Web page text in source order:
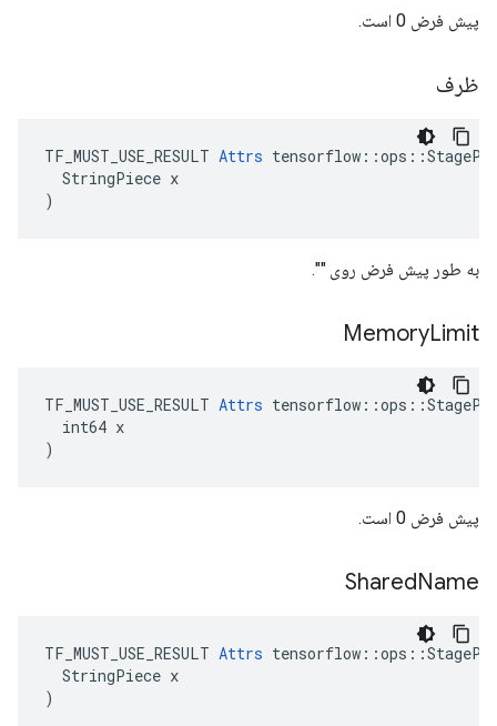
پیش فرض 0 است.
ظرف
TF_MUST_USE_RESULT Attrs
  StringPiece x
)
به طور پیش فرض روی "".
MemoryLimit
TF_MUST_USE_RESULT Attrs
  int64 x
)
پیش فرض 0 است.
SharedName
TF_MUST_USE_RESULT Attrs
  StringPiece x
)